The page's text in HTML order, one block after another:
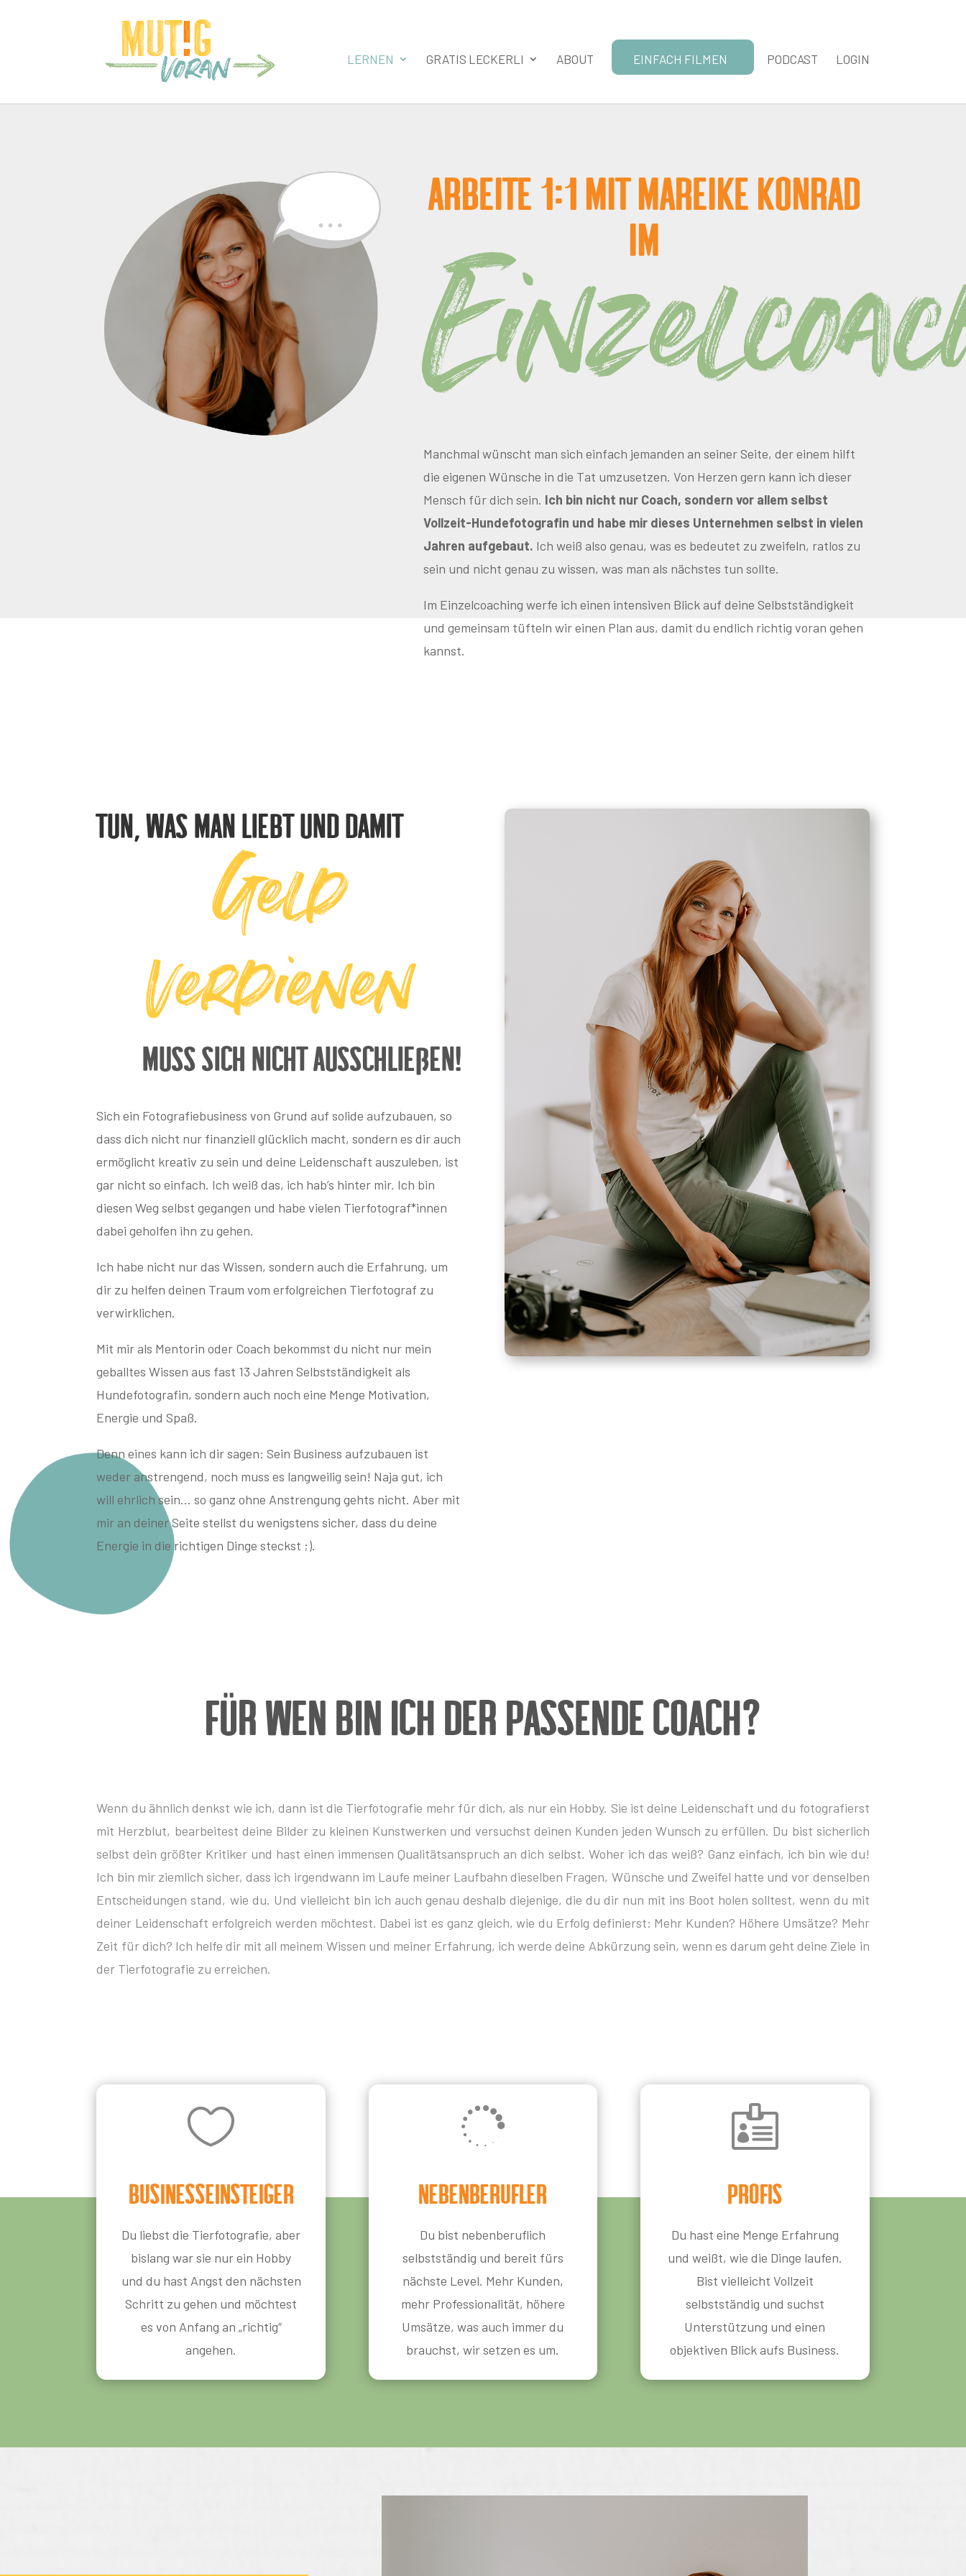
LERNEN GRATIS LECKERLI ABOUT EINFACH FILMEN PODCAST LOGIN
Arbeite 1:1 mit Mareike Konrad
im
Manchmal wünscht man sich einfach jemanden an seiner Seite, der einem hilft
die eigenen Wünsche in die Tat umzusetzen. Von Herzen gern kann ich dieser
Mensch für dich sein. Ich bin nicht nur Coach, sondern vor allem selbst
Vollzeit-Hundefotografin und habe mir dieses Unternehmen selbst in vielen
Jahren aufgebaut. Ich weiß also genau, was es bedeutet zu zweifeln, ratlos zu
sein und nicht genau zu wissen, was man als nächstes tun sollte.
Im Einzelcoaching werfe ich einen intensiven Blick auf deine Selbstständigkeit
und gemeinsam tüfteln wir einen Plan aus, damit du endlich richtig voran gehen
kannst.
Tun, was man liebt und damit
Geld
verdienen
muss sich nicht ausschließen!
Sich ein Fotografiebusiness von Grund auf solide aufzubauen, so
dass dich nicht nur finanziell glücklich macht, sondern es dir auch
ermöglicht kreativ zu sein und deine Leidenschaft auszuleben, ist
gar nicht so einfach. Ich weiß das, ich hab’s hinter mir. Ich bin
diesen Weg selbst gegangen und habe vielen Tierfotograf*innen
dabei geholfen ihn zu gehen.
Ich habe nicht nur das Wissen, sondern auch die Erfahrung, um
dir zu helfen deinen Traum vom erfolgreichen Tierfotograf zu
verwirklichen.
Mit mir als Mentorin oder Coach bekommst du nicht nur mein
geballtes Wissen aus fast 13 Jahren Selbstständigkeit als
Hundefotografin, sondern auch noch eine Menge Motivation,
Energie und Spaß.
Denn eines kann ich dir sagen: Sein Business aufzubauen ist
weder anstrengend, noch muss es langweilig sein! Naja gut, ich
will ehrlich sein… so ganz ohne Anstrengung gehts nicht. Aber mit
mir an deiner Seite stellst du wenigstens sicher, dass du deine
Energie in die richtigen Dinge steckst ;).
Für wen bin ich der passende Coach?
Wenn du ähnlich denkst wie ich, dann ist die Tierfotografie mehr für dich, als nur ein Hobby. Sie ist deine Leidenschaft und du fotografierst
mit Herzblut, bearbeitest deine Bilder zu kleinen Kunstwerken und versuchst deinen Kunden jeden Wunsch zu erfüllen. Du bist sicherlich
selbst dein größter Kritiker und hast einen immensen Qualitätsanspruch an dich selbst. Woher ich das weiß? Ganz einfach, ich bin wie du!
Ich bin mir ziemlich sicher, dass ich irgendwann im Laufe meiner Laufbahn dieselben Fragen, Wünsche und Zweifel hatte und vor denselben
Entscheidungen stand, wie du. Und vielleicht bin ich auch genau deshalb diejenige, die du dir nun mit ins Boot holen solltest, wenn du mit
deiner Leidenschaft erfolgreich werden möchtest. Dabei ist es ganz gleich, wie du Erfolg definierst: Mehr Kunden? Höhere Umsätze? Mehr
Zeit für dich? Ich helfe dir mit all meinem Wissen und meiner Erfahrung, ich werde deine Abkürzung sein, wenn es darum geht deine Ziele in
der Tierfotografie zu erreichen.

Businesseinsteiger
Du liebst die Tierfotografie, aber
bislang war sie nur ein Hobby
und du hast Angst den nächsten
Schritt zu gehen und möchtest
es von Anfang an „richtig“
angehen.

Nebenberufler
Du bist nebenberuflich
selbstständig und bereit fürs
nächste Level. Mehr Kunden,
mehr Professionalität, höhere
Umsätze, was auch immer du
brauchst, wir setzen es um.

Profis
Du hast eine Menge Erfahrung
und weißt, wie die Dinge laufen.
Bist vielleicht Vollzeit
selbstständig und suchst
Unterstützung und einen
objektiven Blick aufs Business.